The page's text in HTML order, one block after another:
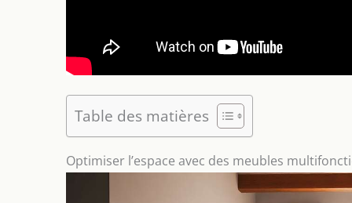
Table des matières
Optimiser l’espace avec des meubles